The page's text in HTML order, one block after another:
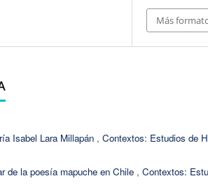
Más
Isabel Lara Millapán , Contextos: Estudios de
de la poesía mapuche en Chile , Contextos: